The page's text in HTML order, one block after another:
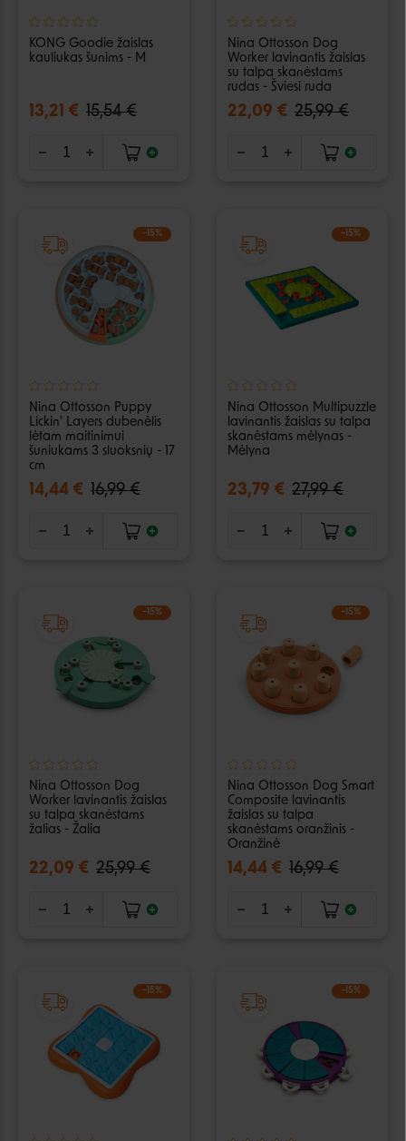
KONG Goodie žaislas
kauliukas šunims - M
13,21 € 15,54 €
Nina Ottosson Dog
Worker lavinantis žaislas
su talpa skanėstams
rudas - Šviesi ruda
22,09 € 25,99 €
−15%
Nina Ottosson Puppy
Lickin' Layers dubenėlis
lėtam maitinimui
šuniukams 3 sluoksnių - 17
cm
14,44 € 16,99 €
−15%
Nina Ottosson Multipuzzle
lavinantis žaislas su talpa
skanėstams mėlynas -
Mėlyna
23,79 € 27,99 €
−15%
Nina Ottosson Dog
Worker lavinantis žaislas
su talpa skanėstams
žalias - Žalia
22,09 € 25,99 €
−15%
Nina Ottosson Dog Smart
Composite lavinantis
žaislas su talpa
skanėstams oranžinis -
Oranžinė
14,44 € 16,99 €
−15% −15%